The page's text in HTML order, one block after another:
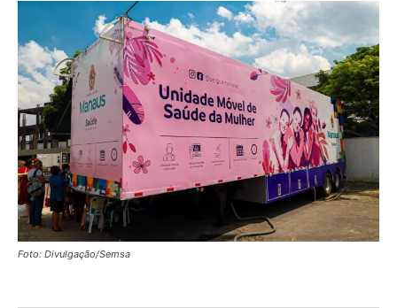
Foto: Divulgação/Semsa